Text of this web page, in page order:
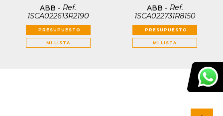
ABB - Ref.
1SCA022613R2190
PRESUPUESTO
MI LISTA
ABB - Ref.
1SCA022731R8150
PRESUPUESTO
MI LISTA